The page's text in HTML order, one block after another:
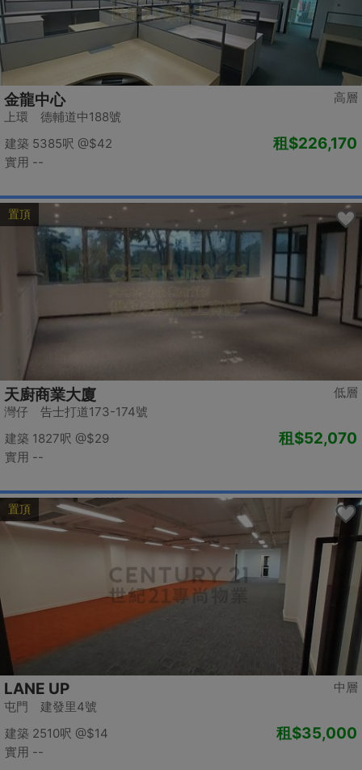
高層
金龍中心
上環 德輔道中188號
建築 5385呎 @$42
實用 --
租$226,170
置頂
低層
天廚商業大廈
灣仔 告士打道173-174號
建築 1827呎 @$29
實用 --
租$52,070
置頂
中層
LANE UP
屯門 建發里4號
建築 2510呎 @$14
實用 --
租$35,000